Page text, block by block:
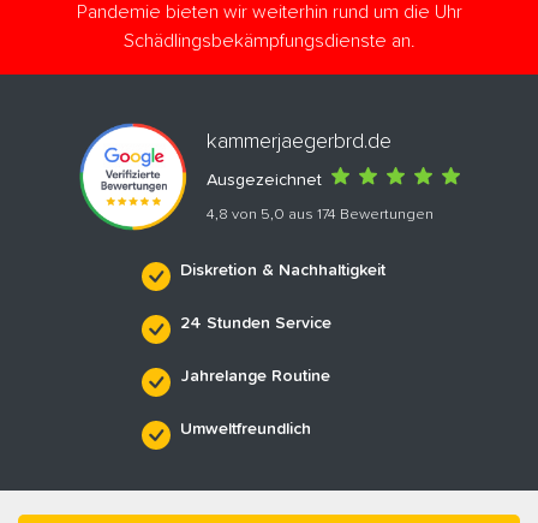
Pandemie bieten wir weiterhin rund um die Uhr
Schädlingsbekämpfungsdienste an.
kammerjaegerbrd.de
Ausgezeichnet
4,8 von 5,0 aus 174 Bewertungen
Diskretion & Nachhaltigkeit
24 Stunden Service
Jahrelange Routine
Umweltfreundlich